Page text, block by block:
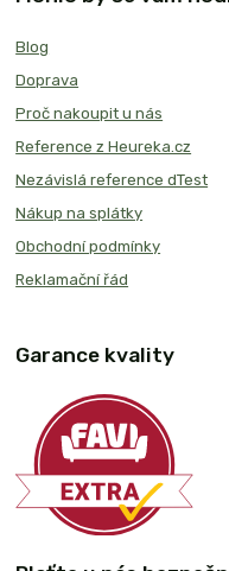
Blog
Doprava
Proč nakoupit u nás
Reference z Heureka.cz
Nezávislá reference dTest
Nákup na splátky
Obchodní podmínky
Reklamační řád
Garance kvality